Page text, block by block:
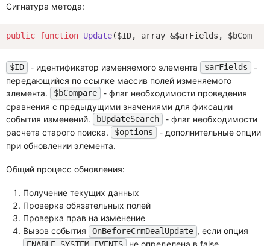
Сигнатура метода:
public function Update($ID, array &$arFields,
$ID - идентификатор изменяемого элемента $arFields
-
передающийся по ссылке массив полей изменяемого
элемента.
$bCompare
- флаг необходимости проведения
сравнения с предыдущими значениями для фиксации
события изменений.
bUpdateSearch
- флаг необходимости
расчета старого поиска.
$options
- дополнительные опции
при обновлении элемента.
Общий процесс обновления:
Получение текущих данных
Проверка обязательных полей
Проверка прав на изменение
Вызов события
OnBeforeCrmDealUpdate , если опция